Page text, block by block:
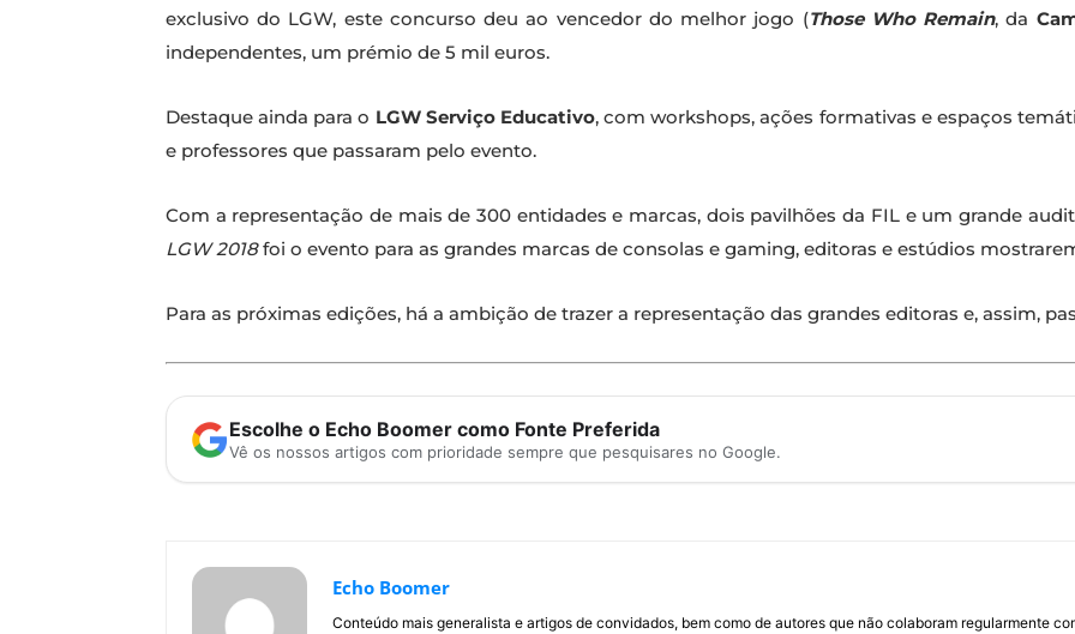
exclusivo do LGW, este concurso deu ao vencedor do melhor jogo (Those Who Remain, da
independentes, um prémio de 5 mil euros.
Destaque ainda para o LGW Serviço Educativo, com workshops, ações formativas e espaços
e professores que passaram pelo evento.
Com a representação de mais de 300 entidades e marcas, dois pavilhões da FIL e um grande
LGW 2018foi o evento para as grandes marcas de consolas e gaming, editoras e estúdios
Para as próximas edições, há a ambição de trazer a representação das grandes editoras e, assim,
Escolhe o Echo Boomer como Fonte Preferida
Vê os nossos artigos com prioridade sempre que pesquisares no Google.
Echo Boomer
Conteúdo mais generalista e artigos de convidados, bem como de autores que não colaboram regularmente